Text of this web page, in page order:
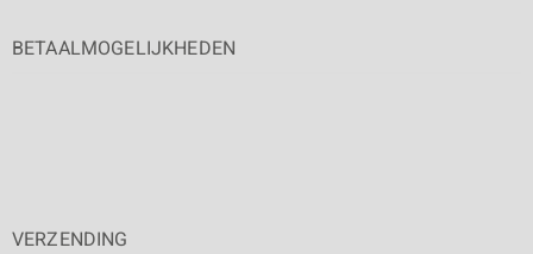
BETAALMOGELIJKHEDEN
VERZENDING